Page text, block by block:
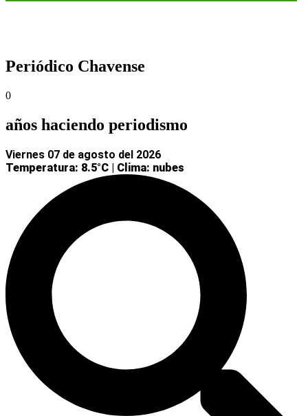
Periódico Chavense
0
años haciendo periodismo
viernes 07 de agosto del 2026
Temperatura: 8.5°C | Clima: nubes